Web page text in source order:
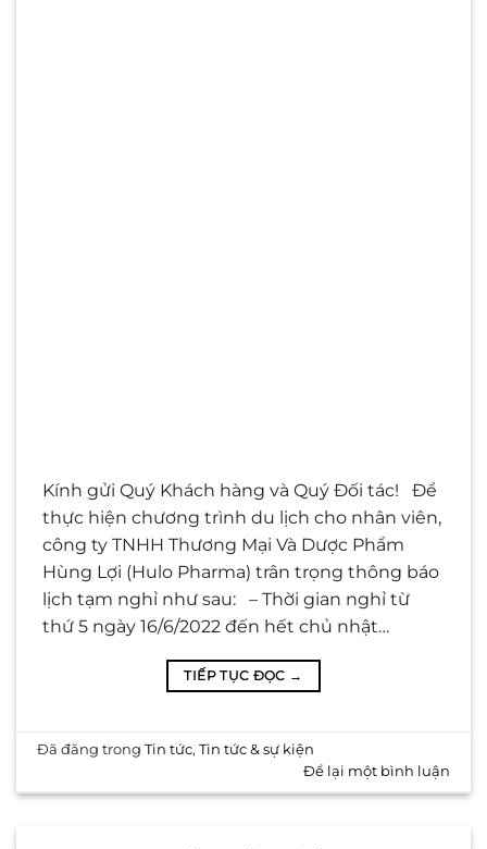
Kính gửi Quý Khách hàng và Quý Đối tác! Để
thực hiện chương trình du lịch cho nhân viên,
công ty TNHH Thương Mại Và Dược Phẩm
Hùng Lợi (Hulo Pharma) trân trọng thông báo
lịch tạm nghỉ như sau: – Thời gian nghỉ từ
thứ 5 ngày 16/6/2022 đến hết chủ nhật…
TIẾP TỤC ĐỌC →
Đã đăng trongTin tức,Tin tức & sự kiện
Để lại một bình luận